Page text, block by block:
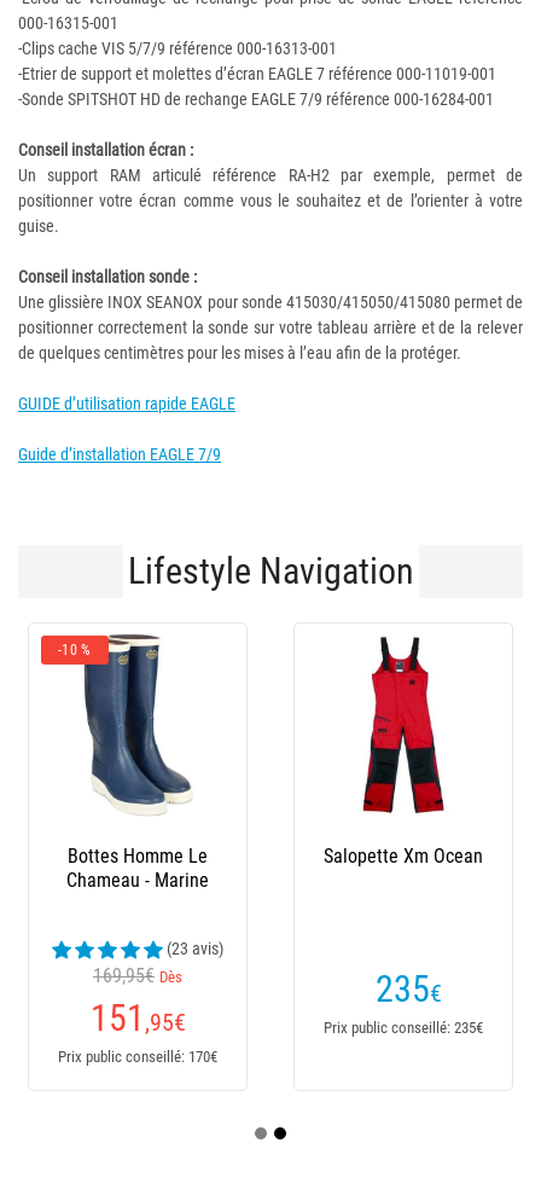
000-16315-001
-Clips cache VIS 5/7/9 référence 000-16313-001
-Etrier de support et molettes d’écran EAGLE 7 référence 000-11019-001
-Sonde SPITSHOT HD de rechange EAGLE 7/9 référence 000-16284-001
Conseil installation écran :
Un support RAM articulé référence RA-H2 par exemple, permet de
positionner votre écran comme vous le souhaitez et de l’orienter à votre
guise.
Conseil installation sonde :
Une glissière INOX SEANOX pour sonde 415030/415050/415080 permet de
positionner correctement la sonde sur votre tableau arrière et de la relever
de quelques centimètres pour les mises à l’eau afin de la protéger.
GUIDE d’utilisation rapide EAGLE
Guide d’installation EAGLE 7/9
Lifestyle Navigation
-10 %
Bottes Homme Le
Chameau - Marine
(23 avis)
169,95€ Dès
151 ,95€
Prix public conseillé: 170€
Salopette Xm Ocean
235€
Prix public conseillé: 235€